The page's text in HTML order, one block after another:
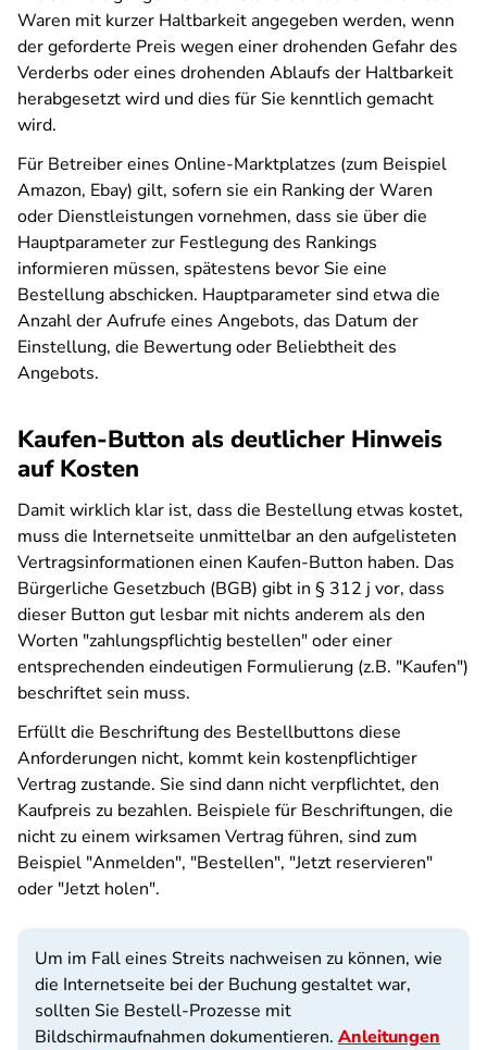
Waren mit kurzer Haltbarkeit angegeben werden, wenn
der geforderte Preis wegen einer drohenden Gefahr des
Verderbs oder eines drohenden Ablaufs der Haltbarkeit
herabgesetzt wird und dies für Sie kenntlich gemacht
wird.
Für Betreiber eines Online-Marktplatzes (zum Beispiel
Amazon, Ebay) gilt, sofern sie ein Ranking der Waren
oder Dienstleistungen vornehmen, dass sie über die
Hauptparameter zur Festlegung des Rankings
informieren müssen, spätestens bevor Sie eine
Bestellung abschicken. Hauptparameter sind etwa die
Anzahl der Aufrufe eines Angebots, das Datum der
Einstellung, die Bewertung oder Beliebtheit des
Angebots.
Kaufen-Button als deutlicher Hinweis
auf Kosten
Damit wirklich klar ist, dass die Bestellung etwas kostet,
muss die Internetseite unmittelbar an den aufgelisteten
Vertragsinformationen einen Kaufen-Button haben. Das
Bürgerliche Gesetzbuch (BGB) gibt in § 312 j vor, dass
dieser Button gut lesbar mit nichts anderem als den
Worten "zahlungspflichtig bestellen" oder einer
entsprechenden eindeutigen Formulierung (z.B. "Kaufen")
beschriftet sein muss.
Erfüllt die Beschriftung des Bestellbuttons diese
Anforderungen nicht, kommt kein kostenpflichtiger
Vertrag zustande. Sie sind dann nicht verpflichtet, den
Kaufpreis zu bezahlen. Beispiele für Beschriftungen, die
nicht zu einem wirksamen Vertrag führen, sind zum
Beispiel "Anmelden", "Bestellen", "Jetzt reservieren"
oder "Jetzt holen".
Um im Fall eines Streits nachweisen zu können, wie
die Internetseite bei der Buchung gestaltet war,
sollten Sie Bestell-Prozesse mit
Bildschirmaufnahmen dokumentieren. Anleitungen